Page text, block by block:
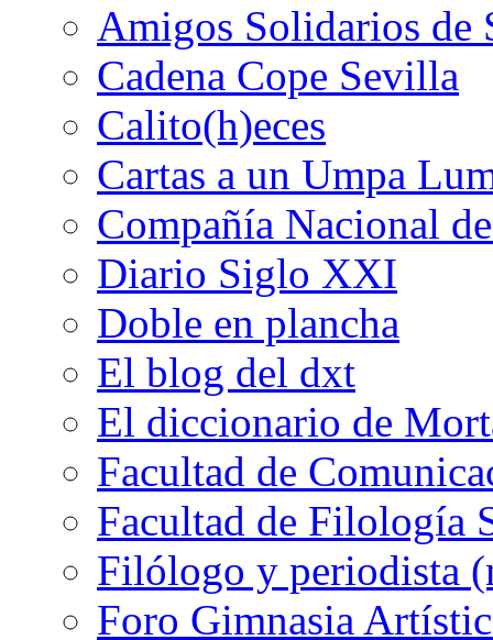
Amigos Solidarios de
Cadena Cope Sevilla
Calito(h)eces
Cartas a un Umpa
Compañía Nacional
Diario Siglo XXI
Doble en plancha
El blog del dxt
El diccionario de
Facultad de
Facultad de Filología
Filólogo y periodista
Foro Gimnasia